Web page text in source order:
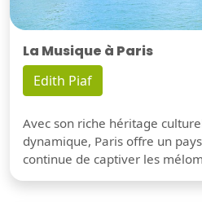
La Musique à Paris
Edith Piaf
Avec son riche héritage
dynamique, Paris offre un
continue de captiver les